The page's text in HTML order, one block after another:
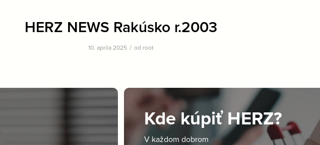
HERZ NEWS Rakúsko r.2003
10. apríla 2025 / od root
Kde kúpiť HERZ?
V každom dobrom